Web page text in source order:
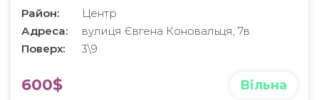
Район:
Центр
Адреса:
вулиця Євгена Коновальця, 7в
Поверх:
3\9
600$ Вільна